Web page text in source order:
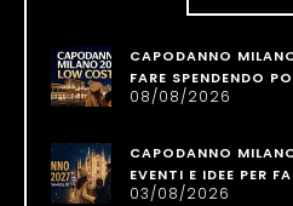
CAPODANNO
FARE SPENDENDO
08/08/2026
CAPODANNO
EVENTI E IDEE PER
03/08/2026